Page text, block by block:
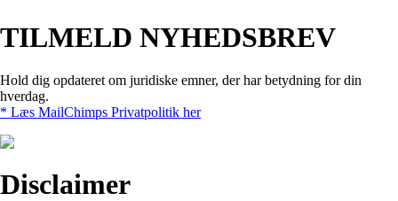
TILMELD NYHEDSBREV
Hold dig opdateret om juridiske emner, der har betydning for din
hverdag.
* Læs MailChimps Privatpolitik her
Disclaimer